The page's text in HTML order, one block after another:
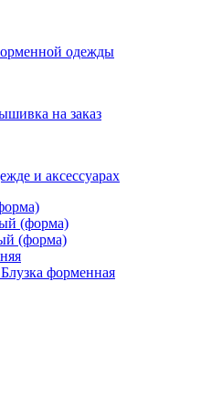
одежды
на заказ
и аксессуарах
(форма)
(форма)
форменная